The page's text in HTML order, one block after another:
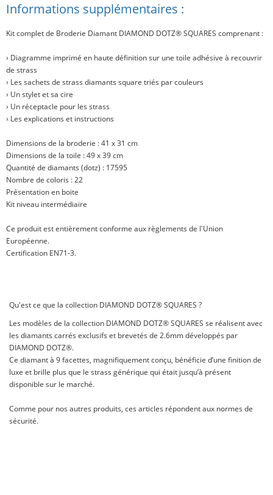
Informations supplémentaires :
Kit complet de Broderie Diamant DIAMOND DOTZ® SQUARES comprenant :
› Diagramme imprimé en haute définition sur une toile adhésive à recouvrir
de strass
› Les sachets de strass diamants square triés par couleurs
› Un stylet et sa cire
› Un réceptacle pour les strass
› Les explications et instructions
Dimensions de la broderie : 41 x 31 cm
Dimensions de la toile : 49 x 39 cm
Quantité de diamants (dotz) : 17595
Nombre de coloris : 22
Présentation en boite
Kit niveau intermédiaire
Ce produit est entièrement conforme aux règlements de l'Union
Européenne.
Certification EN71-3.
Qu'est ce que la collection DIAMOND DOTZ® SQUARES ?
Les modèles de la collection DIAMOND DOTZ® SQUARES se réalisent avec
les diamants carrés exclusifs et brevetés de 2.6mm développés par
DIAMOND DOTZ®.
Ce diamant à 9 facettes, magnifiquement conçu, bénéficie d’une finition de
luxe et brille plus que le strass générique qui était jusqu’à présent
disponible sur le marché.
Comme pour nos autres produits, ces articles répondent aux normes de
sécurité.